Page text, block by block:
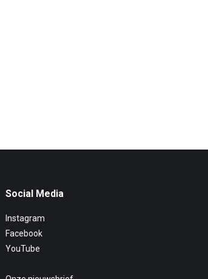
Social Media
Instagram
Facebook
YouTube